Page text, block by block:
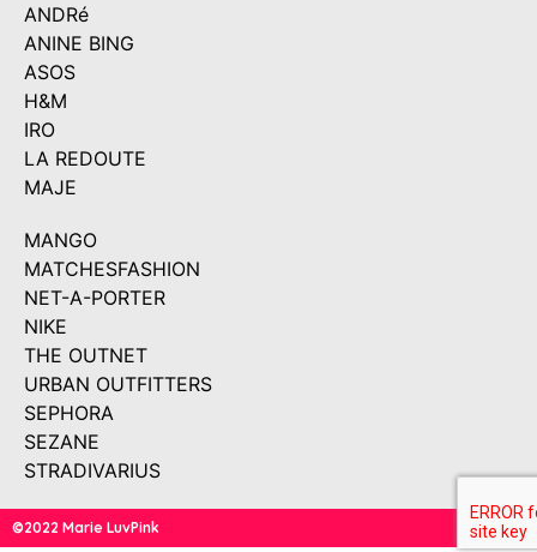
ANDRé
ANINE BING
ASOS
H&M
IRO
LA REDOUTE
MAJE
MANGO
MATCHESFASHION
NET-A-PORTER
NIKE
THE OUTNET
URBAN OUTFITTERS
SEPHORA
SEZANE
STRADIVARIUS
©2022 Marie LuvPink